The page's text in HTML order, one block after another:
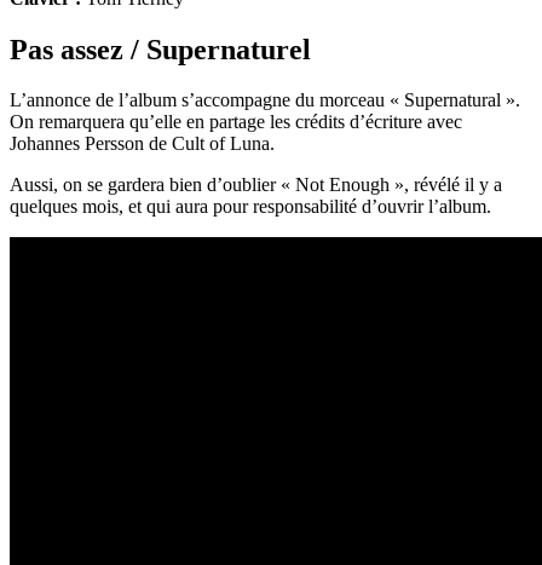
Pas assez / Supernaturel
L’annonce de l’album s’accompagne du morceau « Supernatural ».
On remarquera qu’elle en partage les crédits d’écriture avec
Johannes Persson de Cult of Luna.
Aussi, on se gardera bien d’oublier « Not Enough », révélé il y a
quelques mois, et qui aura pour responsabilité d’ouvrir l’album.